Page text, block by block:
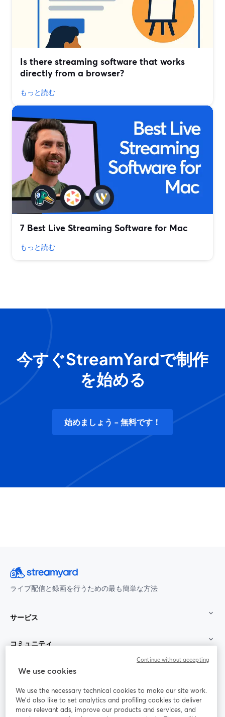
Is there streaming software that works
directly from a browser?
もっと読む
7 Best Live Streaming Software for Mac
もっと読む
今すぐStreamYardで制作
を始める
始めましょう - 無料です！
ライブ配信と録画を行うための最も簡単な方法
サービス
コミュニティ
StreamYard：
参加する
We use cookies
We use the necessary technical cookies to make our site work.
We'd also like to set analytics and profiling cookies to deliver
more relevant ads, improve our products and services, and
Continue without accepting